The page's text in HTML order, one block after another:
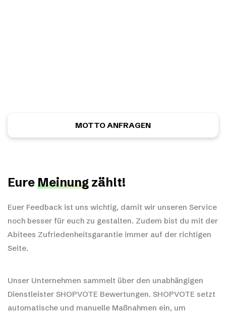
MOTTO ANFRAGEN
EureMeinung zählt!
Euer Feedback ist uns wichtig, damit wir unseren Service
noch besser für euch zu gestalten. Zudem bist du mit der
Abitees Zufriedenheitsgarantie immer auf der richtigen
Seite.
Unser Unternehmen sammelt über den unabhängigen
Dienstleister SHOPVOTE Bewertungen. SHOPVOTE setzt
automatische und manuelle Maßnahmen ein, um